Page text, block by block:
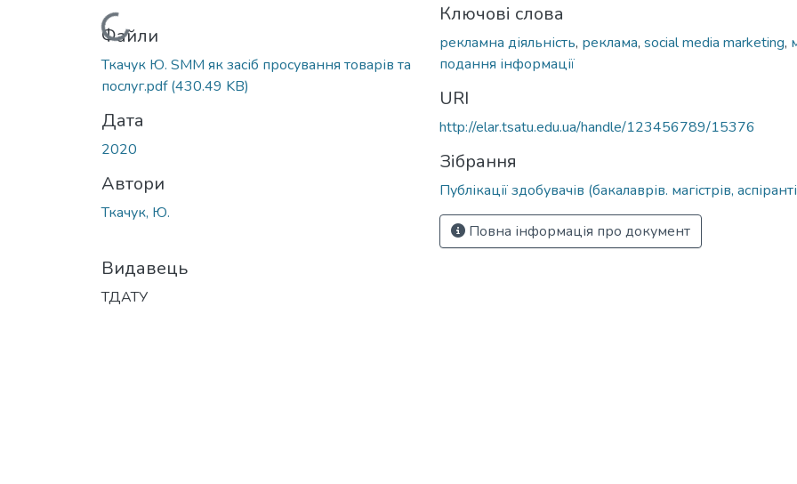
Вантажиться...
Файли
Ткачук Ю. SMM як засіб просування товарів та
послуг.pdf(430.49 KB)
Дата
2020
Автори
Ткачук, Ю.
Видавець
ТДАТУ
Ключові слова
рекламна діяльність, реклама, social media marketing,
подання інформації
URI
http://elar.tsatu.edu.ua/handle/123456789/15376
Зібрання
Публікації здобувачів (бакалаврів. магістрів,
Повна інформація про документ